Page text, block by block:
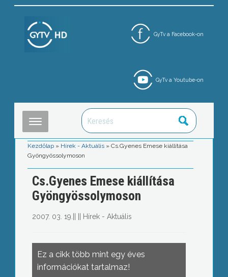
GyTv a Facebook-on
GyTv a Youtube-on
Kezdőlap » Hírek - Aktuális »Cs.Gyenes Emese kiállítása
Gyöngyössolymoson
Cs.Gyenes Emese kiállítása
Gyöngyössolymoson
2007. 03. 19. Hírek - Aktuális
Ez a cikk több mint egy éves
információkat tartalmaz!